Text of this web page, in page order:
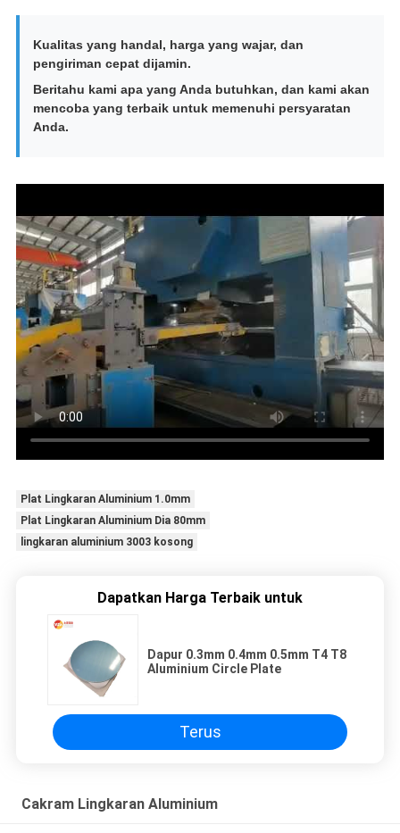
Kualitas yang handal, harga yang wajar, dan
pengiriman cepat dijamin.
Beritahu kami apa yang Anda butuhkan, dan kami akan
mencoba yang terbaik untuk memenuhi persyaratan
Anda.
Plat Lingkaran Aluminium 1.0mm
Plat Lingkaran Aluminium Dia 80mm
lingkaran aluminium 3003 kosong
Dapatkan Harga Terbaik untuk
Dapur 0.3mm 0.4mm 0.5mm T4 T8
Aluminium Circle Plate
Terus
Cakram Lingkaran Aluminium